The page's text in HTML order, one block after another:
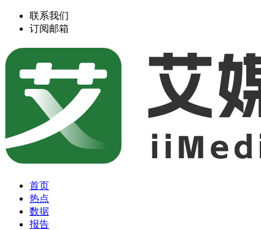
联系我们
订阅邮箱
首页
热点
数据
报告